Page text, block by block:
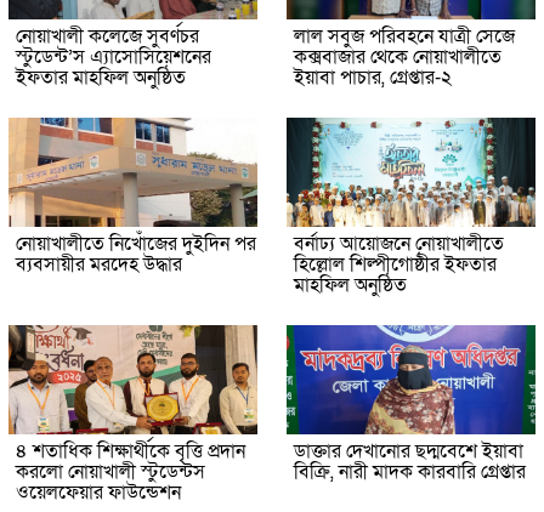
নোয়াখালী কলেজে সুবর্ণচর
স্টুডেন্ট’স এ্যাসোসিয়েশনের
ইফতার মাহফিল অনুষ্ঠিত
লাল সবুজ পরিবহনে যাত্রী সেজে
কক্সবাজার থেকে নোয়াখালীতে
ইয়াবা পাচার, গ্রেপ্তার-২
নোয়াখালীতে নিখোঁজের দুইদিন পর
ব্যবসায়ীর মরদেহ উদ্ধার
বর্নাঢ্য আয়োজনে নোয়াখালীতে
হিল্লোল শিল্পীগোষ্ঠীর ইফতার
মাহফিল অনুষ্ঠিত
৪ শতাধিক শিক্ষার্থীকে বৃত্তি প্রদান
করলো নোয়াখালী স্টুডেন্টস
ওয়েলফেয়ার ফাউন্ডেশন
ডাক্তার দেখানোর ছদ্মবেশে ইয়াবা
বিক্রি, নারী মাদক কারবারি গ্রেপ্তার